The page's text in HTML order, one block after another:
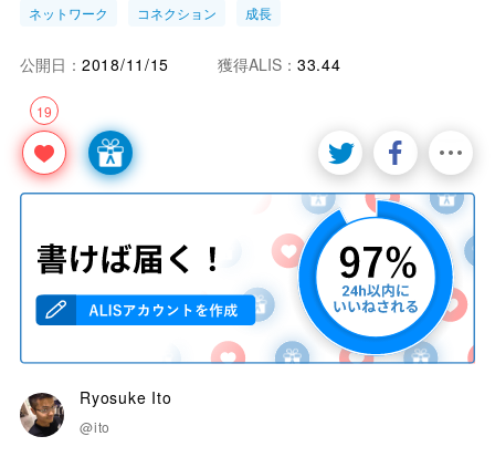
ネットワーク コネクション 成長
19
公開日： 2018/11/15 獲得ALIS： 33.44
Ryosuke Ito
@ito